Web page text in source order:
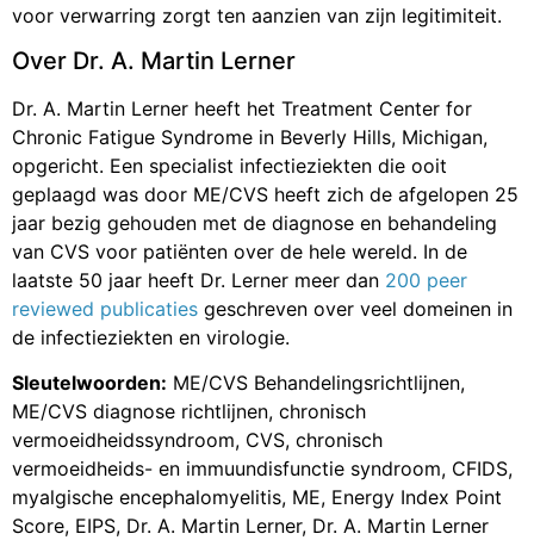
voor verwarring zorgt ten aanzien van zijn legitimiteit.
Over Dr. A. Martin Lerner
Dr. A. Martin Lerner heeft het Treatment Center for
Chronic Fatigue Syndrome in Beverly Hills, Michigan,
opgericht. Een specialist infectieziekten die ooit
geplaagd was door ME/CVS heeft zich de afgelopen 25
jaar bezig gehouden met de diagnose en behandeling
van CVS voor patiënten over de hele wereld. In de
laatste 50 jaar heeft Dr. Lerner meer dan 200 peer
reviewed publicaties geschreven over veel domeinen in
de infectieziekten en virologie.
Sleutelwoorden: ME/CVS Behandelingsrichtlijnen,
ME/CVS diagnose richtlijnen, chronisch
vermoeidheidssyndroom, CVS, chronisch
vermoeidheids- en immuundisfunctie syndroom, CFIDS,
myalgische encephalomyelitis, ME, Energy Index Point
Score, EIPS, Dr. A. Martin Lerner, Dr. A. Martin Lerner